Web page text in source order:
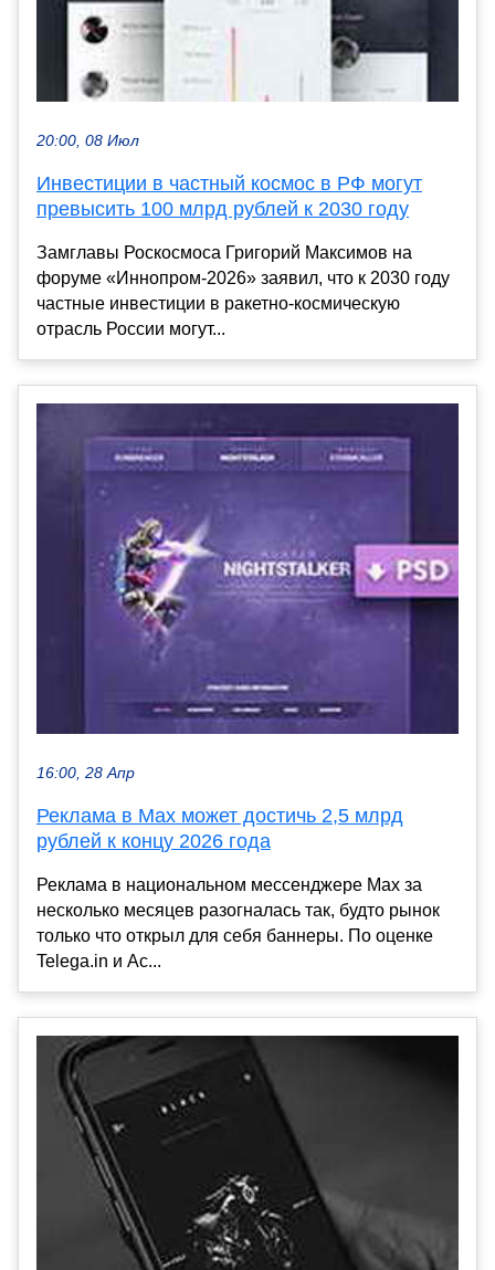
20:00, 08 Июл
Инвестиции в частный космос в РФ могут
превысить 100 млрд рублей к 2030 году
Замглавы Роскосмоса Григорий Максимов на
форуме «Иннопром-2026» заявил, что к 2030 году
частные инвестиции в ракетно-космическую
отрасль России могут...
16:00, 28 Апр
Реклама в Max может достичь 2,5 млрд
рублей к концу 2026 года
Реклама в национальном мессенджере Max за
несколько месяцев разогналась так, будто рынок
только что открыл для себя баннеры. По оценке
Telega.in и Ас...